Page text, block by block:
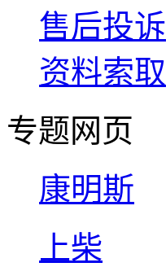
售后投诉
资料索取
专题网页
康明斯
上柴